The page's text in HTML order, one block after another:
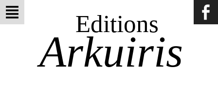
Editions
Arkuiris